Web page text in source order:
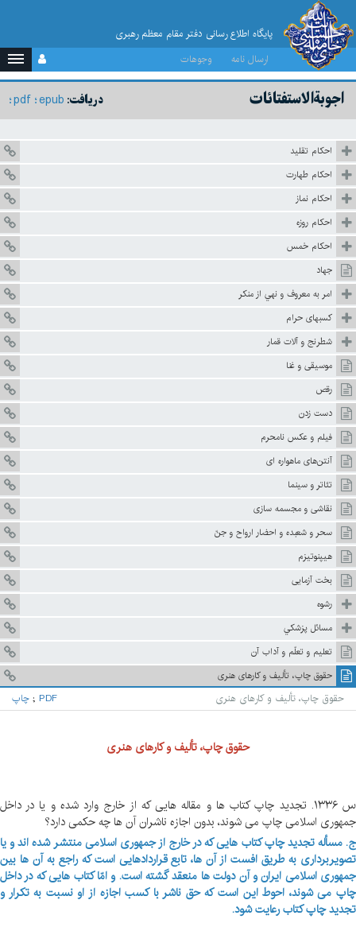
پایگاه اطلاع رسانی دفتر مقام معظم رهبری
ارسال نامه
وجوهات
دریافت: epub
pdf اجوبة‌الاستفتائات
احكام تقليد
احکام طهارت
احكام نماز
احكام روزه
احكام خمس
جهاد
امر به معروف و نهي از منكر
كسبهاى حرام
شطرنج و آلات قمار
موسيقى و غنا
رقص
دست زدن‏
فيلم و عکس نامحرم
آنتن‌هاى ماهواره ‏اى
تئاتر و سينما
نقاشى و مجسمه سازى
سحر و شعبده و احضار ارواح و جنّ
هيپنوتيزم
بخت آزمايى‏
رشوه
مسائل پزشكي
تعليم و تعلّم و آداب آن
حقوق چاپ، تأليف و كارهای هنری
حقوق چاپ، تأليف و كارهای هنری چاپ ;PDF
حقوق چاپ، تألیف و کارهای هنری
س ۱۳۳۶. تجدید چاپ کتاب ها و مقاله هایی که از خارج وارد شده و یا در داخل
جمهوری اسلامی چاپ می شوند، بدون اجازه ناشران آن ها چه حکمی دارد؟
ج. مسأله تجدید چاپ کتاب هایی که در خارج از جمهوری اسلامی منتشر شده اند و یا
تصویربرداری به طریق افست از آن ها، تابع قراردادهایی است که راجع به آن ها بین
جمهوری اسلامی ایران و آن دولت ها منعقد گشته است. و امّا کتاب هایی که در داخل
چاپ می شوند، احوط این است که حق ناشر با کسب اجازه از او نسبت به تکرار و
تجدید چاپ کتاب رعایت شود.